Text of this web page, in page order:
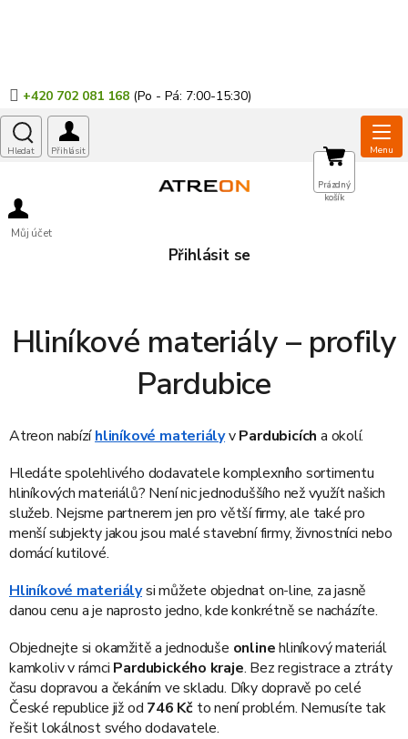
+420 702 081 168
Můj účet
Přihlásit se
NÁKUPNÍ
KOŠÍK
Prázdný
košík
Hliníkové materiály – profily
Pardubice
Atreon nabízíhliníkové materiályvPardubicích a okolí.
Hledáte spolehlivého dodavatele komplexního sortimentu
hliníkových materiálů? Není nic jednoduššího než využít našich
služeb. Nejsme partnerem jen pro větší firmy, ale také pro
menší subjekty jakou jsou malé stavební firmy, živnostníci nebo
domácí kutilové.
Hliníkové materiálysi můžete objednat on-line, za jasně
danou cenu a je naprosto jedno, kde konkrétně se nacházíte.
Objednejte si okamžitě a jednoduše onlinehliníkový materiál
kamkoliv v rámci Pardubického kraje. Bez registrace a ztráty
času dopravou a čekáním ve skladu. Díky dopravě po celé
České republice již od 746 Kčto není problém. Nemusíte tak
řešit lokálnost svého dodavatele.